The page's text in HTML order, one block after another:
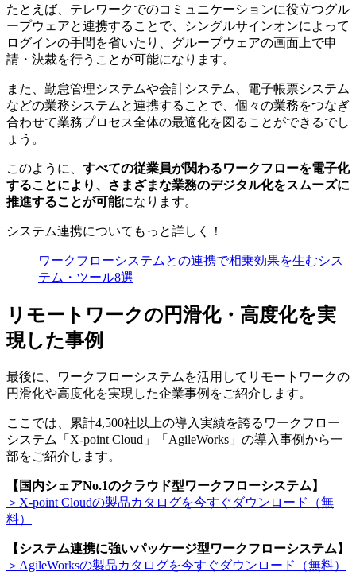
たとえば、テレワークでのコミュニケーションに役立つグル
ープウェアと連携することで、シングルサインオンによって
ログインの手間を省いたり、グループウェアの画面上で申
請・決裁を行うことが可能になります。
また、勤怠管理システムや会計システム、電子帳票システム
などの業務システムと連携することで、個々の業務をつなぎ
合わせて業務プロセス全体の最適化を図ることができるでし
ょう。
このように、 すべての従業員が関わるワークフローを電子化
することにより、さまざまな業務のデジタル化をスムーズに
推進することが可能になります。
システム連携についてもっと詳しく！
ワークフローシステムとの連携で相乗効果を生むシス
テム・ツール8選
リモートワークの円滑化・高度化を実
現した事例
最後に、ワークフローシステムを活用してリモートワークの
円滑化や高度化を実現した企業事例をご紹介します。
ここでは、累計4,500社以上の導入実績を誇るワークフロー
システム「X-point Cloud」「AgileWorks」の導入事例から一
部をご紹介します。
【国内シェアNo.1のクラウド型ワークフローシステム】
＞X-point Cloudの製品カタログを今すぐダウンロード（無
料）
【システム連携に強いパッケージ型ワークフローシステム】
＞AgileWorksの製品カタログを今すぐダウンロード（無料）